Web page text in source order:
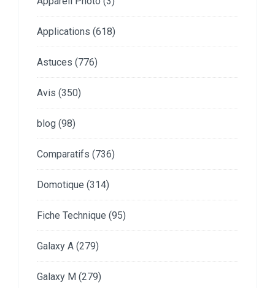
Applications (618)
Astuces (776)
Avis (350)
blog (98)
Comparatifs (736)
Domotique (314)
Fiche Technique (95)
Galaxy A (279)
Galaxy M (279)